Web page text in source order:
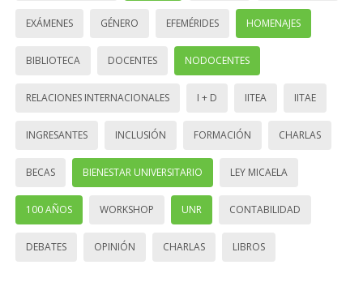
EXÁMENES GÉNERO EFEMÉRIDES HOMENAJES
BIBLIOTECA DOCENTES NODOCENTES
RELACIONES INTERNACIONALES I + D IITEA IITAE
INGRESANTES INCLUSIÓN FORMACIÓN CHARLAS
BECAS BIENESTAR UNIVERSITARIO LEY MICAELA
100 AÑOS WORKSHOP UNR CONTABILIDAD
DEBATES OPINIÓN CHARLAS LIBROS